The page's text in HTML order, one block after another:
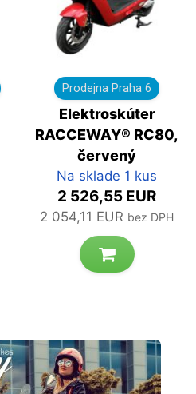
Prodejna Praha 6
Elektroskúter
RACCEWAY® RC80,
červený
Na sklade 1 kus
2 526,55 EUR
2 054,11 EUR bez DPH